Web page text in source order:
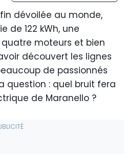
dévoilée au monde,
de 122 kWh, une
quatre moteurs et bien
découvert les lignes
de passionnés
question : quel bruit fera
de Maranello ?